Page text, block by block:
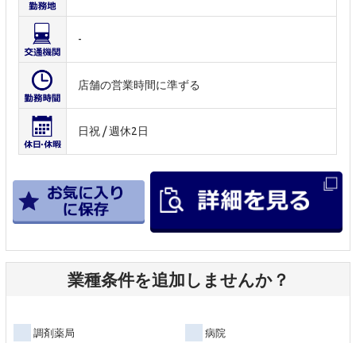
-
店舗の営業時間に準ずる
日祝 / 週休2日
業種条件を追加しませんか？
調剤薬局 病院